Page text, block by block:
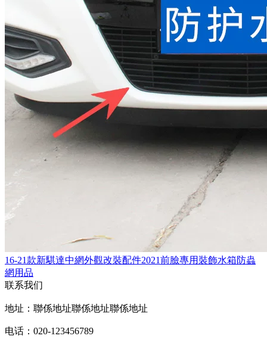
16-21款新騏達中網外觀改裝配件2021前臉專用裝飾水箱防蟲
網用品
联系我们
地址：聯係地址聯係地址聯係地址
电话：020-123456789